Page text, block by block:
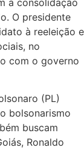
O presidente
à reeleição e
no
com o governo
(PL)
bolsonarismo
buscam
Ronaldo